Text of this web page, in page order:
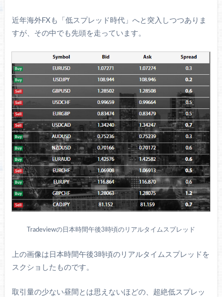
近年海外FXも「低スプレッド時代」へと突入しつつありま
すが、その中でも先頭を走っています。
Tradeviewの日本時間午後3時頃のリアルタイムスプレッド
上の画像は日本時間午後3時頃のリアルタイムスプレッドを
スクショしたものです。
取引量の少ない昼間とは思えないほどの、超絶低スプレッ